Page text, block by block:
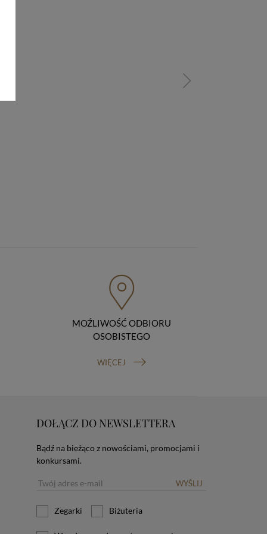
MOŹLIWOŚĆ ODBIORU
OSOBISTEGO
WIĘCEJ
DOŁĄCZ DO NEWSLETTERA
Bądź na bieżąco z nowościami, promocjami i
konkursami.
WYŚLIJ
Zegarki Biżuteria